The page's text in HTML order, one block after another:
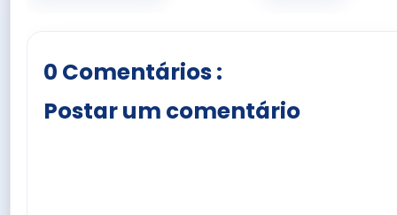
0 Comentários :
Postar um comentário